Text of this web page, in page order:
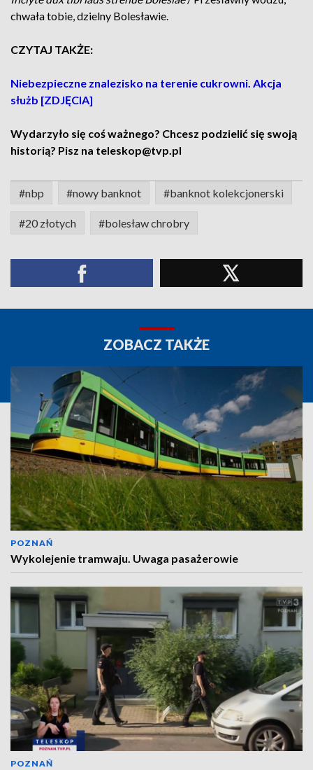
chwała tobie, dzielny Bolesławie.
CZYTAJ TAKŻE:
Niebezpieczne znalezisko na terenie cukrowni. Akcja
służb [ZDJĘCIA]
Wydarzyło się coś ważnego? Chcesz podzielić się swoją
historią? Pisz na teleskop@tvp.pl
#nbp #nowy banknot #banknot kolekcjonerski
#20 złotych #bolesław chrobry
ZOBACZ TAKŻE
POZNAŃ
Wykolejenie tramwaju. Uwaga pasażerowie
POZNAŃ